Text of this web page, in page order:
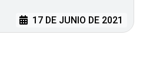
17 DE JUNIO DE 2021